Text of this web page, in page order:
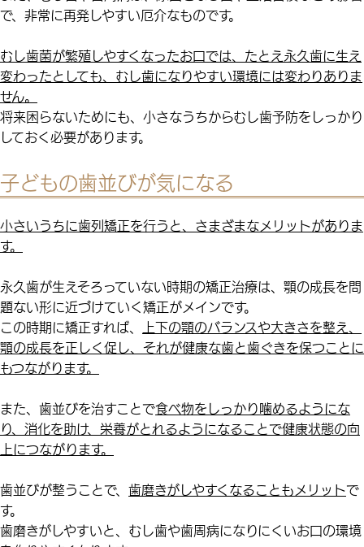
で、非常に再発しやすい厄介なものです。
むし歯菌が繁殖しやすくなったお口では、たとえ永久歯に生え
変わったとしても、むし歯になりやすい環境には変わりありま
せん。
将来困らないためにも、小さなうちからむし歯予防をしっかり
しておく必要があります。
子どもの歯並びが気になる
小さいうちに歯列矯正を行うと、さまざまなメリットがありま
す。
永久歯が生えそろっていない時期の矯正治療は、顎の成長を問
題ない形に近づけていく矯正がメインです。
この時期に矯正すれば、
上下の顎のバランスや大きさを整え、
顎の成長を正しく促し、それが健康な歯と歯ぐきを保つことに
もつながります。
また、歯並びを治すことで食べ物をしっかり噛めるようにな
り、消化を助け、栄養がとれるようになることで健康状態の向
上につながります。
歯並びが整うことで、 歯磨きがしやすくなることもメリットで
す。
歯磨きがしやすいと、むし歯や歯周病になりにくいお口の環境